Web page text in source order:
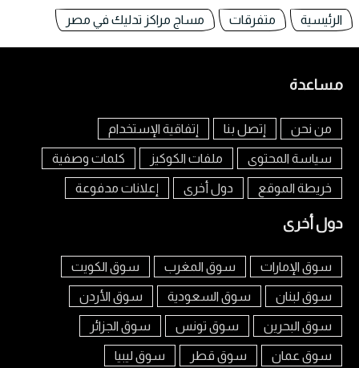
الرئيسية متفرقات مساج مراكز تدليك في مصر
مساعدة
من نحن إتصل بنا إتفاقية الإستخدام
سياسة المحتوى ملفات الكوكيز كلمات وصفية
خريطة الموقع دول أخرى إعلانات مدفوعة
دول أخرى
سوق الإمارات سوق المغرب سوق الكويت
سوق لبنان سوق السعودية سوق الأردن
سوق البحرين سوق تونس سوق الجزائر
سوق عمان سوق قطر سوق ليبيا